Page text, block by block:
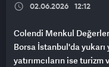
02.06.2026 12:12
Colendi Menkul
Borsa İstanbul'da
yatırımcıların ise turizm